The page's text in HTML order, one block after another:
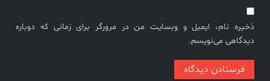
ذخیره نام، ایمیل و وبسایت من در مرورگر برای زمانی که دوباره
دیدگاهی می‌نویسم.